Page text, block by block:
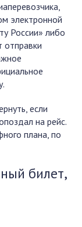
электронной
России» либо
отправки
если
на рейс.
плана, по
билет,